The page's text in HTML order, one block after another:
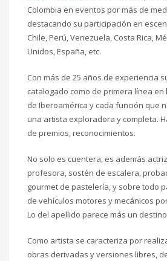
Colombia en eventos por más de
destacando su participación en
Chile, Perú, Venezuela, Costa Rica,
Unidos, España, etc.
Con más de 25 años de experiencia
catalogado como de primera línea
de Iberoamérica y cada función que
una artista exploradora y completa.
de premios, reconocimientos.
No solo es cuentera, es además
profesora, sostén de escalera,
gourmet de pastelería, y sobre todo
de vehículos motores y mecánicos
Lo del apellido parece más un
Como artista se caracteriza por
obras derivadas y versiones libres,